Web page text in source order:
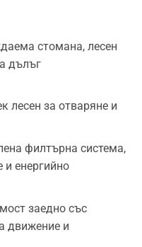
стомана, лесен
дълъг
лесен за отваряне и
филтърна система,
и енергийно
заедно със
движение и